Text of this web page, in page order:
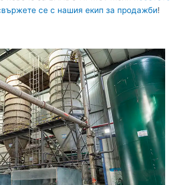
се с нашия екип за продажби!